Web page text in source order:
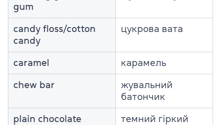
gum
candy floss/cotton
candy
цукрова вата
caramel карамель
chew bar
жувальний
батончик
plain chocolate
темний гіркий